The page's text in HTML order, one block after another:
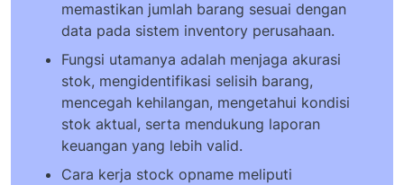
memastikan jumlah barang sesuai dengan
data pada sistem inventory perusahaan.
Fungsi utamanya adalah menjaga akurasi
stok, mengidentifikasi selisih barang,
mencegah kehilangan, mengetahui kondisi
stok aktual, serta mendukung laporan
keuangan yang lebih valid.
Cara kerja stock opname meliputi